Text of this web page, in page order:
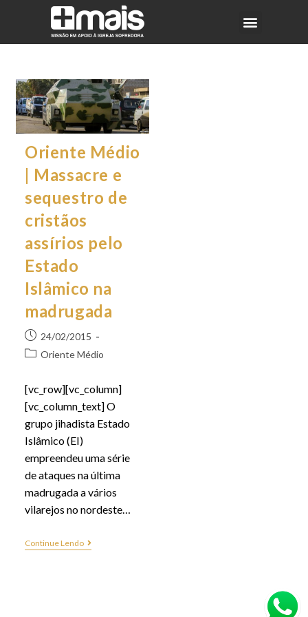
Oriente Médio
| Massacre e
sequestro de
cristãos
assírios pelo
Estado
Islâmico na
madrugada
24/02/2015
Oriente Médio
[vc_row][vc_column]
[vc_column_text] O
grupo jihadista Estado
Islâmico (EI)
empreendeu uma série
de ataques na última
madrugada a vários
vilarejos no nordeste…
Continue Lendo